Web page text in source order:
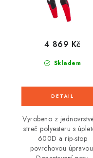
Skladem
4 869 Kč
Vyrobeno z
streč polyesteru s
600D a rip-stop
povrchovou